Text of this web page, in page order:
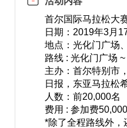
首尔国际马拉松大
日期：2019年3月
地点：光化门广场
路线 : 光化门广场
主办：首尔特别市
日报，东亚马拉松
人数：前20,000名
费用 : 参加费
*除了全程路线外，